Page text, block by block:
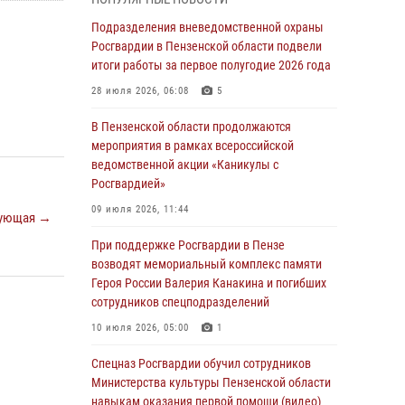
→
маскировавшейся под реабилитационный
центр (видео)
04 августа 2026, 07:05 4 1
В Управлении Росгвардии по Пензенской
полугодие 2026 года
04 августа 2026, 06:08
Росгвардия обеспечила безопасность
праздничных мероприятий в День ВДВ в
03 августа 2026, 07:14 1
В Пензе сотрудники Росгвардии задержали
мужчину, который криками и нецензурной
бранью напугал жильцов многоквартирного
03 августа 2026, 05:59
Подразделения вневедомственной охраны
Росгвардии в Пензенской области подвели
итоги работы за первое полугодие 2026 года
28 июля 2026, 06:08 5
В Пензенской области продолжаются
мероприятия в рамках всероссийской
ведомственной акции «Каникулы с
Росгвардией»
09 июля 2026, 11:44
При поддержке Росгвардии в Пензе
возводят мемориальный комплекс памяти
Героя России Валерия Канакина и погибших
сотрудников спецподразделений
10 июля 2026, 05:00 1
Спецназ Росгвардии обучил сотрудников
Министерства культуры Пензенской области
навыкам оказания первой помощи (видео)